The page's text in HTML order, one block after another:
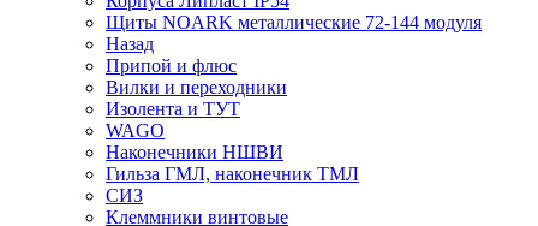
Щиты NOARK металлические 72-144 модуля
Назад
Припой и флюс
Вилки и переходники
Изолента и ТУТ
WAGO
Наконечники НШВИ
Гильза ГМЛ, наконечник ТМЛ
СИЗ
Клеммники винтовые